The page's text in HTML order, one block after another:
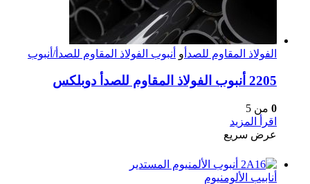
الفولاذ المقاوم للصدأ و أنبوب الفولاذ المقاوم للصدأ/أنبوب
2205 أنبوب الفولاذ المقاوم للصدأ دوبلكس
0 من 5
اقرأ المزيد
عرض سريع
أنابيب الألومنيوم